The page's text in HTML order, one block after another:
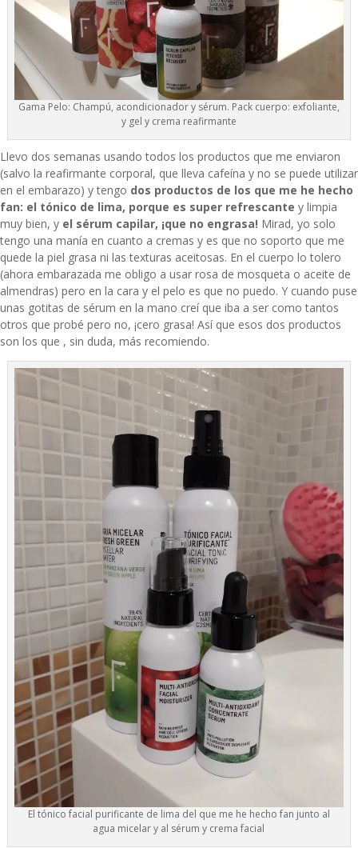
Gama Pelo: Champú, acondicionador y sérum. Pack cuerpo: exfoliante,
y gel y crema reafirmante
Llevo dos semanas usando todos los productos que me enviaron
(salvo la reafirmante corporal, que lleva cafeína y no se puede utilizar
en el embarazo) y tengo dos productos de los que me he hecho
fan: el tónico de lima, porque es super refrescante y limpia
muy bien, y el sérum capilar, ¡que no engrasa! Mirad, yo solo
tengo una manía en cuanto a cremas y es que no soporto que me
quede la piel grasa ni las texturas aceitosas. En el cuerpo lo tolero
(ahora embarazada me obligo a usar rosa de mosqueta o aceite de
almendras) pero en la cara y el pelo es que no puedo. Y cuando puse
unas gotitas de sérum en la mano creí que iba a ser como tantos
otros que probé pero no, ¡cero grasa! Así que esos dos productos
son los que , sin duda, más recomiendo.
El tónico facial purificante de lima del que me he hecho fan junto al
agua micelar y al sérum y crema facial